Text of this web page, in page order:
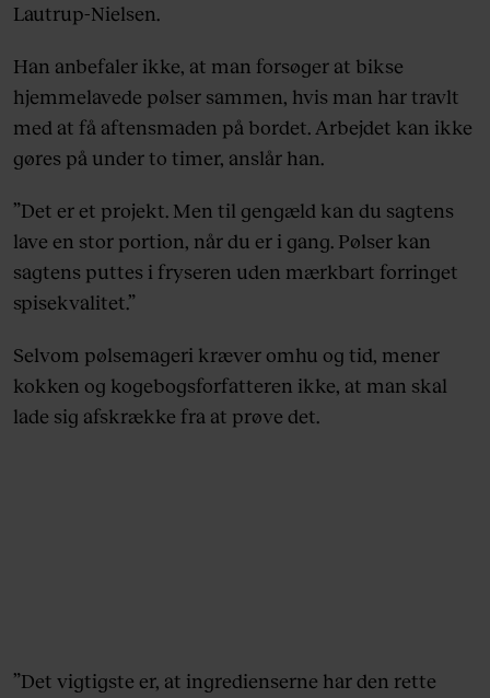
Lautrup-Nielsen.
Han anbefaler ikke, at man forsøger at bikse
hjemmelavede pølser sammen, hvis man har travlt
med at få aftensmaden på bordet. Arbejdet kan ikke
gøres på under to timer, anslår han.
”Det er et projekt. Men til gengæld kan du sagtens
lave en stor portion, når du er i gang. Pølser kan
sagtens puttes i fryseren uden mærkbart forringet
spisekvalitet.”
Selvom pølsemageri kræver omhu og tid, mener
kokken og kogebogsforfatteren ikke, at man skal
lade sig afskrække fra at prøve det.
”Det vigtigste er, at ingredienserne har den rette